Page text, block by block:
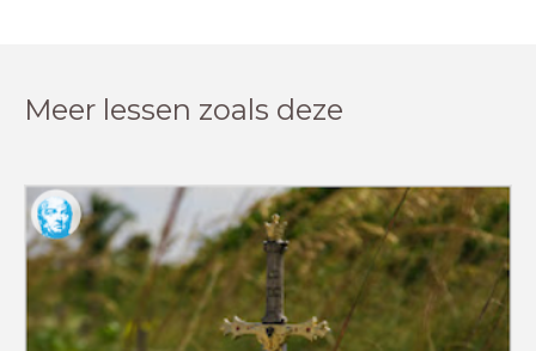
Meer lessen zoals deze